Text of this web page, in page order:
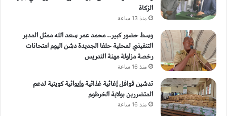
الزكاة
منذ 13 ساعة
وسط حضور كبير.. محمد عمر سعد الله ممثل المدير
التنفيذي لمحلية حلفا الجديدة دشن اليوم امتحانات
رخصة مزاولة مهنة التدريس
منذ 16 ساعة
تدشين قوافل إغاثية غذائية وإيوائية كويتية لدعم
المتضررين بولاية الخرطوم
منذ 16 ساعة